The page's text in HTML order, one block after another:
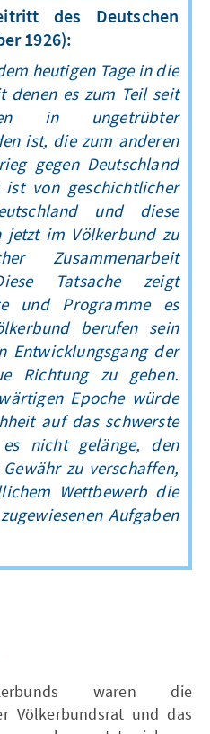
des Deutschen
1926):
heutigen Tage in die
denen es zum Teil seit
in ungetrübter
ist, die zum anderen
gegen Deutschland
von geschichtlicher
und diese
jetzt im Völkerbund zu
Zusammenarbeit
Tatsache zeigt
und Programme es
berufen sein
Entwicklungsgang der
Richtung zu geben.
Epoche würde
auf das schwerste
nicht gelänge, den
zu verschaffen,
Wettbewerb die
Aufgaben
waren die
Völkerbundsrat und das